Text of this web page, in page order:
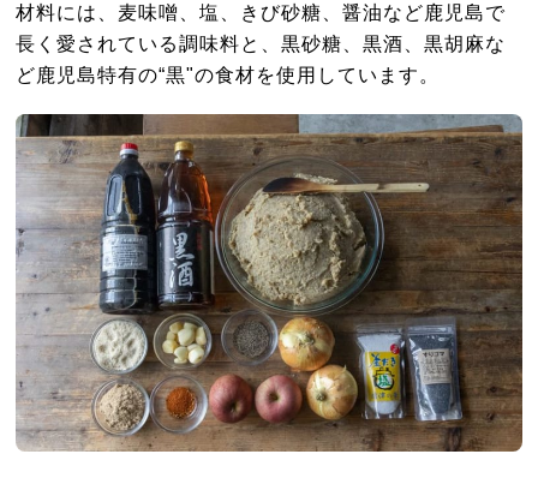
材料には、麦味噌、塩、きび砂糖、醤油など鹿児島で
長く愛されている調味料と、黒砂糖、黒酒、黒胡麻な
ど鹿児島特有の“黒"の食材を使用しています。